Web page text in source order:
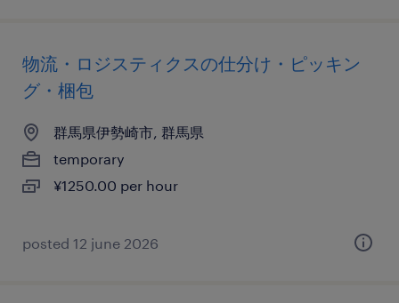
物流・ロジスティクスの仕分け・ピッキン
グ・梱包
群馬県伊勢崎市, 群馬県
temporary
¥1250.00 per hour
posted 12 june 2026